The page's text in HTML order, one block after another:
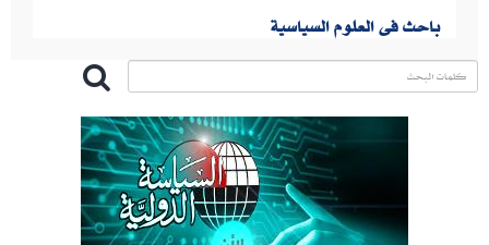
باحث فى العلوم السياسية